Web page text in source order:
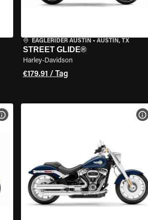
EAGLERIDER AUSTIN • AUSTIN, TX
STREET GLIDE®
Harley-Davidson
€179.91 / Tag
MOTORRAD-DETAILS ANZEIGEN